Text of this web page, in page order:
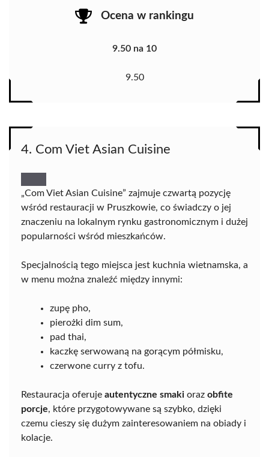
Ocena w rankingu
9.50 na 10
9.50
4. Com Viet Asian Cuisine
„Com Viet Asian Cuisine” zajmuje czwartą pozycję
wśród restauracji w Pruszkowie, co świadczy o jej
znaczeniu na lokalnym rynku gastronomicznym i dużej
popularności wśród mieszkańców.
Specjalnością tego miejsca jest kuchnia wietnamska, a
w menu można znaleźć między innymi:
zupę pho,
pierożki dim sum,
pad thai,
kaczkę serwowaną na gorącym półmisku,
czerwone curry z tofu.
Restauracja oferuje autentyczne smaki oraz obfite
porcje, które przygotowywane są szybko, dzięki
czemu cieszy się dużym zainteresowaniem na obiady i
kolacje.